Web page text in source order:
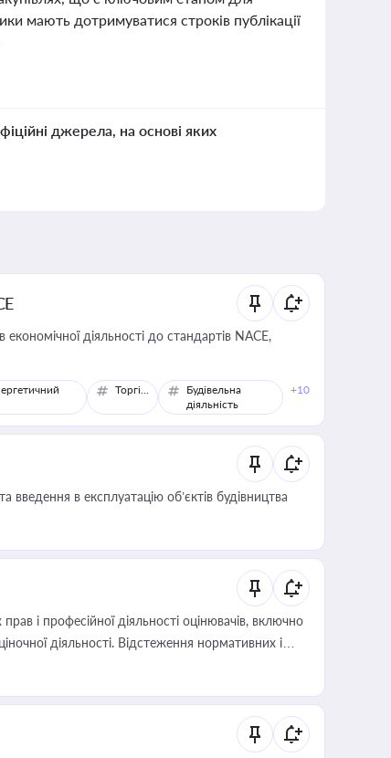
мають дотримуватися строків публікації
джерела, на основі яких
діяльності до стандартів NACE,
Торгівля
Будівельна
діяльність
+10
в експлуатацію об’єктів будівництва
і професійної діяльності оцінювачів, включно
діяльності. Відстеження нормативних і
бухгалтера під час оподаткування,
суб'єктів оціночної діяльності